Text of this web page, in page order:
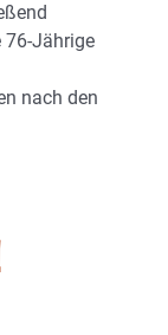
76-Jährige
nach den